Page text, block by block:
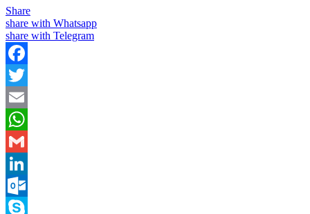
Share
share with Whatsapp
share with Telegram
Facebook
Twitter
Email
WhatsApp
Gmail
LinkedIn
Outlook.com